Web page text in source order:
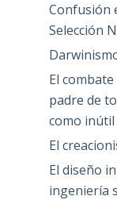
Confusión
Selección
El
padre de
como inútil
El
El diseño
ingeniería